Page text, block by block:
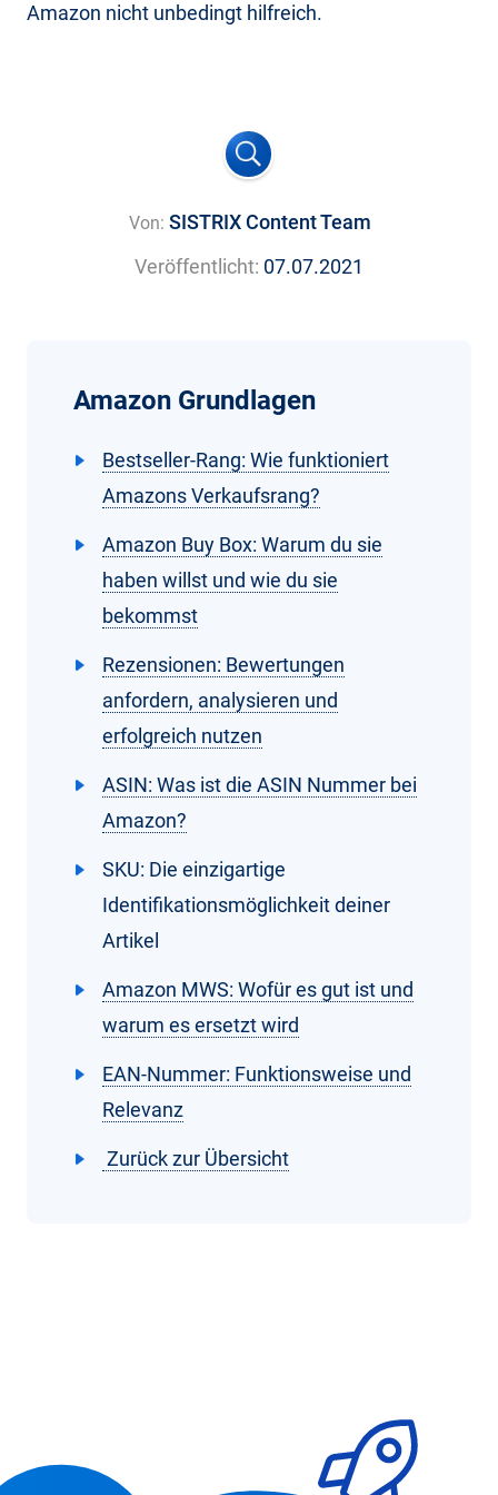
Amazon nicht unbedingt hilfreich.
Von: SISTRIX Content Team
Veröffentlicht: 07.07.2021
Amazon Grundlagen
Bestseller-Rang: Wie funktioniert
Amazons Verkaufsrang?
Amazon Buy Box: Warum du sie
haben willst und wie du sie
bekommst
Rezensionen: Bewertungen
anfordern, analysieren und
erfolgreich nutzen
ASIN: Was ist die ASIN Nummer bei
Amazon?
SKU: Die einzigartige
Identifikationsmöglichkeit deiner
Artikel
Amazon MWS: Wofür es gut ist und
warum es ersetzt wird
EAN-Nummer: Funktionsweise und
Relevanz
Zurück zur Übersicht